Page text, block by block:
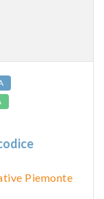
Piemonte